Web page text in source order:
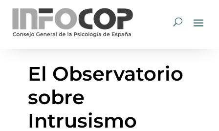
El Observatorio
sobre
Intrusismo